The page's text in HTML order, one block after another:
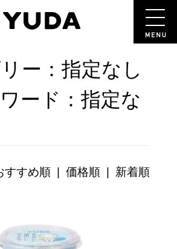
ー：指定なし
ード：指定な
すすめ順 |価格順 | 新着順